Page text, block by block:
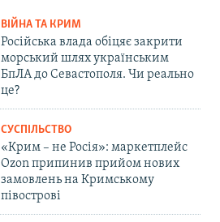
ВІЙНА ТА КРИМ
Російська влада обіцяє закрити
морський шлях українським
БпЛА до Севастополя. Чи реально
це?
СУСПІЛЬСТВО
«Крим – не Росія»: маркетплейс
Ozon припинив прийом нових
замовлень на Кримському
півострові